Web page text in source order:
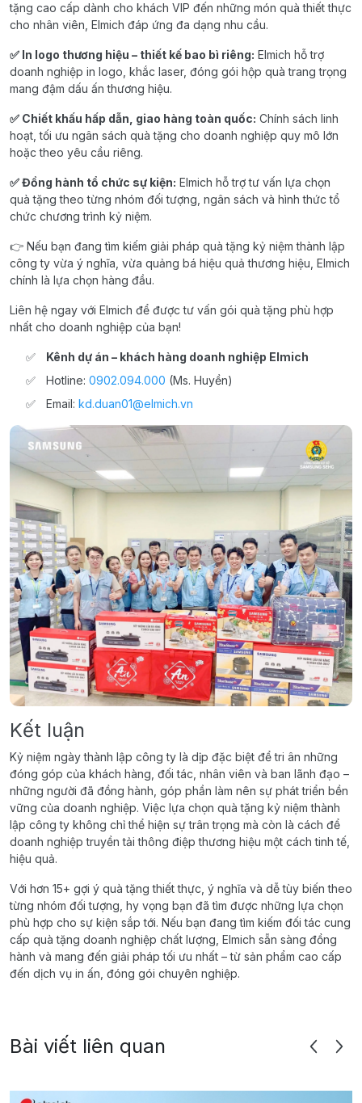
tặng cao cấp dành cho khách VIP đến những món quà thiết thực
cho nhân viên, Elmich đáp ứng đa dạng nhu cầu.
✅ In logo thương hiệu – thiết kế bao bì riêng: Elmich hỗ trợ
doanh nghiệp in logo, khắc laser, đóng gói hộp quà trang trọng
mang đậm dấu ấn thương hiệu.
✅ Chiết khấu hấp dẫn, giao hàng toàn quốc: Chính sách linh
hoạt, tối ưu ngân sách quà tặng cho doanh nghiệp quy mô lớn
hoặc theo yêu cầu riêng.
✅ Đồng hành tổ chức sự kiện: Elmich hỗ trợ tư vấn lựa chọn
quà tặng theo từng nhóm đối tượng, ngân sách và hình thức tổ
chức chương trình kỷ niệm.
👉 Nếu bạn đang tìm kiếm giải pháp quà tặng kỷ niệm thành lập
công ty vừa ý nghĩa, vừa quảng bá hiệu quả thương hiệu, Elmich
chính là lựa chọn hàng đầu.
Liên hệ ngay với Elmich để được tư vấn gói quà tặng phù hợp
nhất cho doanh nghiệp của bạn!
Kênh dự án – khách hàng doanh nghiệp Elmich
Hotline: 0902.094.000 (Ms. Huyền)
Email: kd.duan01@elmich.vn
Kết luận
Kỷ niệm ngày thành lập công ty là dịp đặc biệt để tri ân những
đóng góp của khách hàng, đối tác, nhân viên và ban lãnh đạo –
những người đã đồng hành, góp phần làm nên sự phát triển bền
vững của doanh nghiệp. Việc lựa chọn quà tặng kỷ niệm thành
lập công ty không chỉ thể hiện sự trân trọng mà còn là cách để
doanh nghiệp truyền tải thông điệp thương hiệu một cách tinh tế,
hiệu quả.
Với hơn 15+ gợi ý quà tặng thiết thực, ý nghĩa và dễ tùy biến theo
từng nhóm đối tượng, hy vọng bạn đã tìm được những lựa chọn
phù hợp cho sự kiện sắp tới. Nếu bạn đang tìm kiếm đối tác cung
cấp quà tặng doanh nghiệp chất lượng, Elmich sẵn sàng đồng
hành và mang đến giải pháp tối ưu nhất – từ sản phẩm cao cấp
đến dịch vụ in ấn, đóng gói chuyên nghiệp.
Bài viết liên quan